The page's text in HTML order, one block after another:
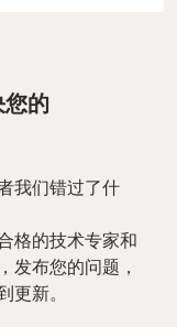
的
我们错过了什
格的技术专家和
发布您的问题，
更新。